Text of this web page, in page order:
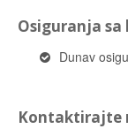
Osiguranja
Dunav
Kontaktirajte